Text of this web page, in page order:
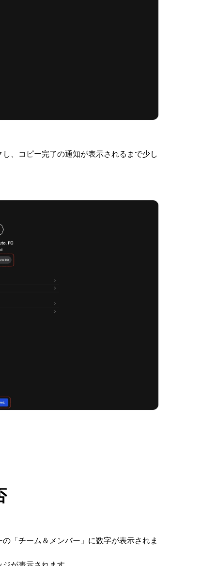
、コピー完了の通知が表示されるまで少し
「チーム＆メンバー」に数字が表示されま